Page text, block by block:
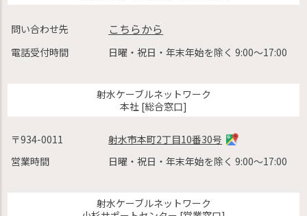
問い合わせ先 こちらから
電話受付時間 日曜・祝日・年末年始を除く 9:00〜17:00
射水ケーブルネットワーク
本社 [総合窓口]
〒934-0011
射水市本町2丁目10番30号
営業時間
日曜・祝日・年末年始を除く 9:00〜17:00
射水ケーブルネットワーク